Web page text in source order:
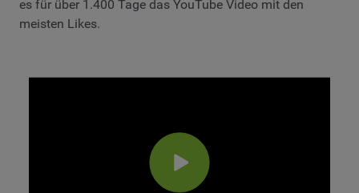
es für über 1.400 Tage das YouTube Video mit den
meisten Likes.